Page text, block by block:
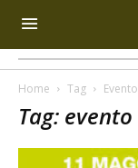
Home Tag Evento
Tag: evento